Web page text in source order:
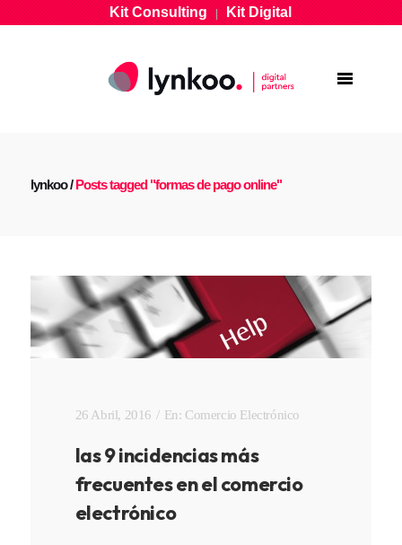
Kit Consulting|Kit Digital
lynkoo/Posts tagged "formas de pago online"
26 Abril, 2016 En: Comercio Electrónico
las 9 incidencias más
frecuentes en el comercio
electrónico